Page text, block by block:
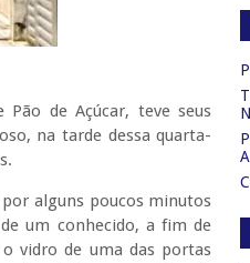
de Açúcar, teve seus
na tarde dessa quarta-
alguns poucos minutos
um conhecido, a fim de
vidro de uma das portas